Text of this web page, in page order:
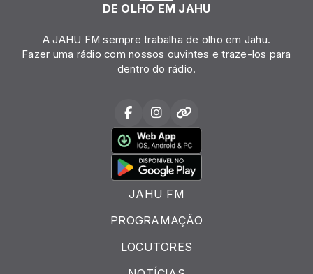
DE OLHO EM JAHU
A JAHU FM sempre trabalha de olho em Jahu.
Fazer uma rádio com nossos ouvintes e traze-los para
dentro do rádio.
JAHU FM
PROGRAMAÇÃO
LOCUTORES